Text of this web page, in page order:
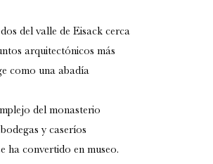
del valle de Eisack cerca
arquitectónicos más
como una abadía
del monasterio
y caseríos
ha convertido en museo.